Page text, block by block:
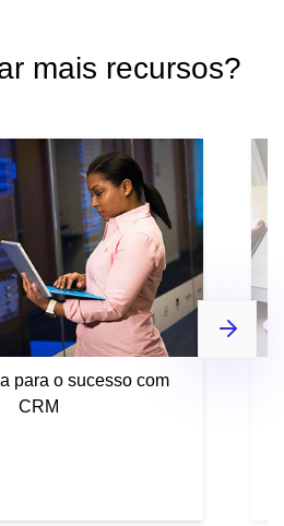
mais recursos?
para o sucesso com
CRM